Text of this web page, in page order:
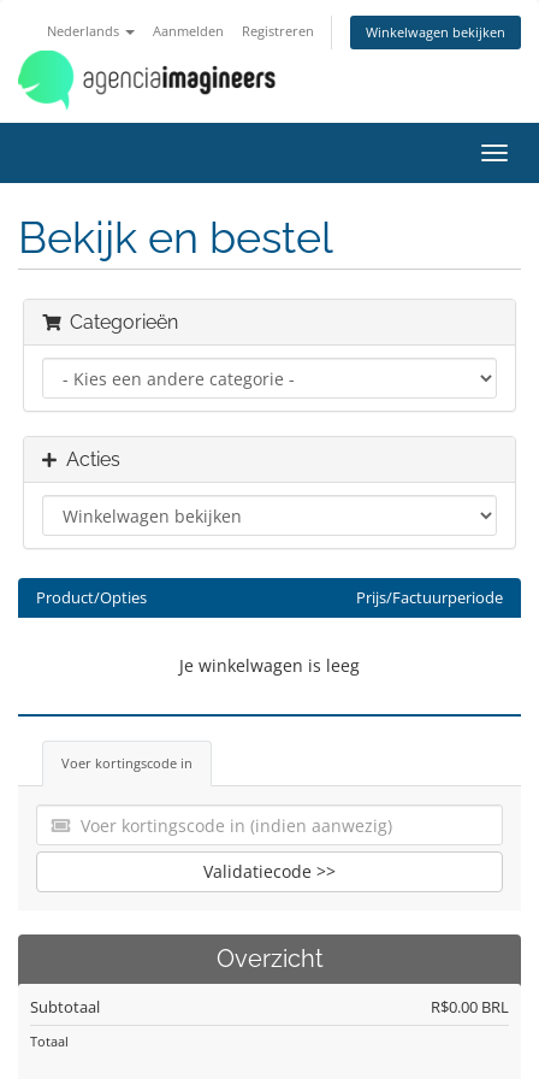
Nederlands Aanmelden Registreren Winkelwagen bekijken
in-/
Bekijk en bestel
Categorieën
Acties
Product/Opties Prijs/Factuurperiode
Je winkelwagen is leeg
Voer kortingscode in
Validatiecode >>
Overzicht
Subtotaal R$0.00 BRL
Totaal